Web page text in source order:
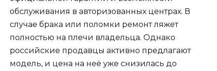
обслуживания в авторизованных центрах. В
случае брака или поломки ремонт ляжет
полностью на плечи владельца. Однако
российские продавцы активно предлагают
модель, и цена на неё уже снизилась до